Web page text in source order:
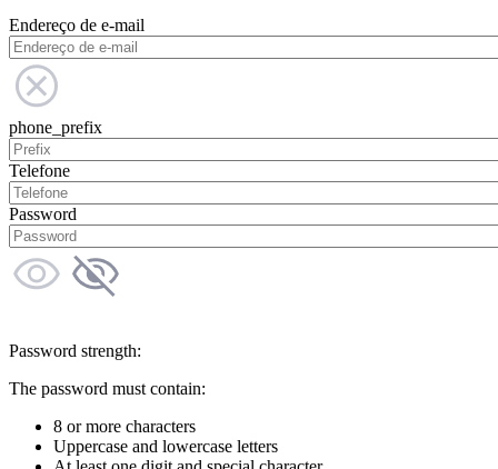
Endereço de e-mail
phone_prefix
Telefone
Password
Password strength:
The password must contain:
8 or more characters
Uppercase and lowercase letters